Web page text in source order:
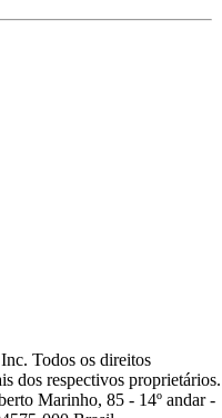
Todos os direitos
dos respectivos proprietários.
Marinho, 85 - 14º andar -